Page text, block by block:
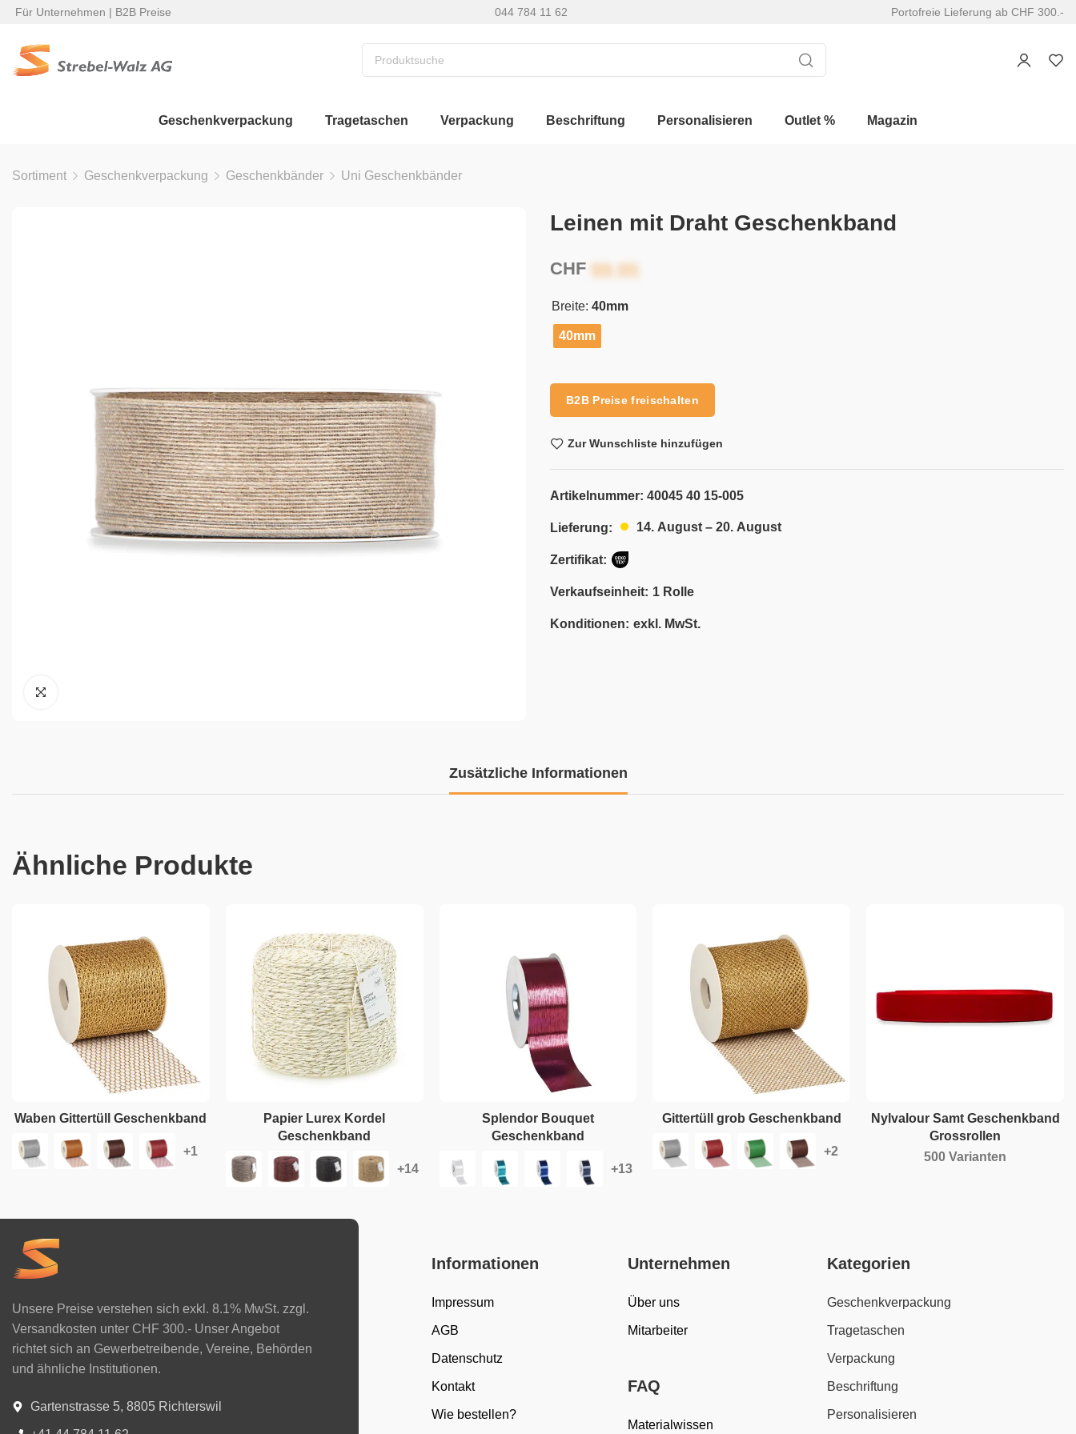
Für Unternehmen | B2B Preise 044 784 11 62 Portofreie Lieferung ab CHF 300.-
Geschenkverpackung Tragetaschen Verpackung Beschriftung Personalisieren Outlet % Magazin
Sortiment Geschenkverpackung Geschenkbänder Uni Geschenkbänder
Leinen mit Draht Geschenkband
CHF
Breite: 40mm
40mm
B2B Preise freischalten
Zur Wunschliste hinzufügen
Artikelnummer: 40045 40 15-005
Lieferung: 14. August – 20. August
Zertifikat:
Verkaufseinheit: 1 Rolle
Konditionen: exkl. MwSt.
Zusätzliche Informationen
Ähnliche Produkte
Waben Gittertüll Geschenkband
Papier Lurex Kordel
Geschenkband
Splendor Bouquet
Geschenkband
Gittertüll grob Geschenkband
Nylvalour Samt Geschenkband
Grossrollen
500 Varianten
Unsere Preise verstehen sich exkl. 8.1% MwSt. zzgl.
Versandkosten unter CHF 300.- Unser Angebot
richtet sich an Gewerbetreibende, Vereine, Behörden
und ähnliche Institutionen.
Gartenstrasse 5, 8805 Richterswil
Informationen
Impressum
AGB
Datenschutz
Kontakt
Wie bestellen?
Unternehmen
Über uns
Mitarbeiter
FAQ
Materialwissen
Kategorien
Geschenkverpackung
Tragetaschen
Verpackung
Beschriftung
Personalisieren